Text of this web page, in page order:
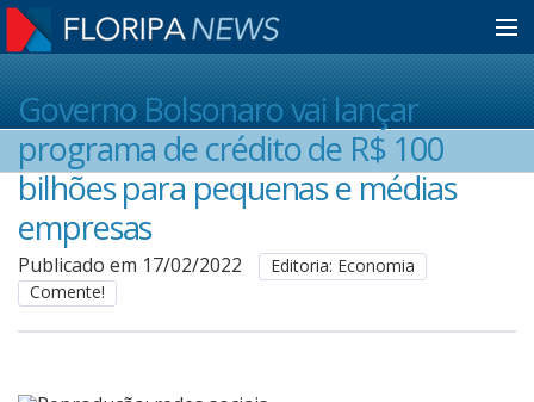
Home
Notícias
Colunistas
Classificados
Governo Bolsonaro vai lançar
programa de crédito de R$ 100
bilhões para pequenas e médias
empresas
Publicado em 17/02/2022
Editoria: Economia
Comente!